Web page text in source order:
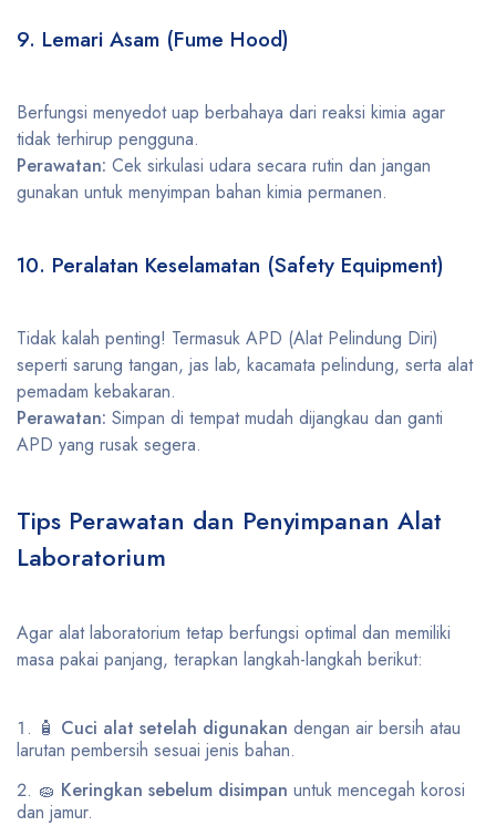
9. Lemari Asam (Fume Hood)
Berfungsi menyedot uap berbahaya dari reaksi kimia agar
tidak terhirup pengguna.
Perawatan: Cek sirkulasi udara secara rutin dan jangan
gunakan untuk menyimpan bahan kimia permanen.
10. Peralatan Keselamatan (Safety Equipment)
Tidak kalah penting! Termasuk APD (Alat Pelindung Diri)
seperti sarung tangan, jas lab, kacamata pelindung, serta alat
pemadam kebakaran.
Perawatan: Simpan di tempat mudah dijangkau dan ganti
APD yang rusak segera.
Tips Perawatan dan Penyimpanan Alat
Laboratorium
Agar alat laboratorium tetap berfungsi optimal dan memiliki
masa pakai panjang, terapkan langkah-langkah berikut:
🧴 Cuci alat setelah digunakan dengan air bersih atau
larutan pembersih sesuai jenis bahan.
🧽 Keringkan sebelum disimpan untuk mencegah korosi
dan jamur.